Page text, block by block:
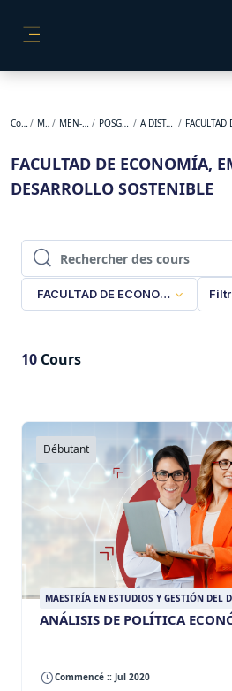
Cours MEN MEN-2026 POSGRADO A DISTANCIA
FACULTAD DE ECONOMÍA,
DESARROLLO SOSTENIBLE
Rechercher des cours
Rechercher des cours
FACULTAD DE ECONOMÍA,
10 Cours
Débutant
MAESTRÍA EN ESTUDIOS Y GESTIÓN DEL
ANÁLISIS DE POLÍTICA
Commencé :: Jul 2020